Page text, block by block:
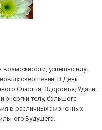
успешно идут
новых свершений! В День
Счастья, Здоровья, Удачи
энергии телу, большого
в различных жизненных
Будущего.